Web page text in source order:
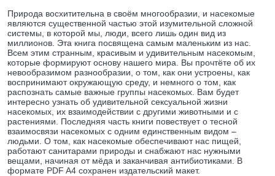
Природа восхитительна в своём многообразии, и насекомые
являются существенной частью этой изумительной сложной
системы, в которой мы, люди, всего лишь один вид из
миллионов. Эта книга посвящена самым маленьким из нас.
Всем этим странным, красивым и удивительным насекомым,
которые формируют основу нашего мира. Вы прочтёте об их
невообразимом разнообразии, о том, как они устроены, как
воспринимают окружающую среду, и немного о том, как
распознать самые важные группы насекомых. Вам будет
интересно узнать об удивительной сексуальной жизни
насекомых, их взаимодействии с другими животными и с
растениями. Последняя часть книги повествует о тесной
взаимосвязи насекомых с одним единственным видом –
людьми. О том, как насекомые обеспечивают нас пищей,
работают санитарами природы и снабжают нас нужными
вещами, начиная от мёда и заканчивая антибиотиками. В
формате PDF A4 сохранен издательский макет.